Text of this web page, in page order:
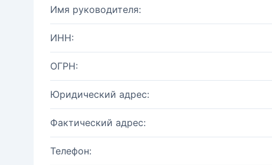
Имя руководителя:
ИНН:
ОГРН:
Юридический адрес:
Фактический адрес:
Телефон: